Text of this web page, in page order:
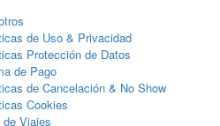
de Uso & Privacidad
Protección de Datos
de Pago
de Cancelación & No Show
Cookies
Viajes